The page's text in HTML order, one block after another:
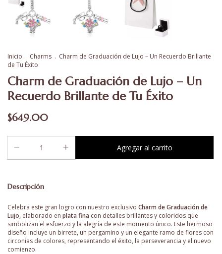
Inicio . Charms . Charm de Graduación de Lujo – Un Recuerdo Brillante
de Tu Éxito
Charm de Graduación de Lujo – Un
Recuerdo Brillante de Tu Éxito
$649.00
Descripción
Celebra este gran logro con nuestro exclusivo Charm de Graduación de
Lujo, elaborado en plata fina con detalles brillantes y coloridos que
simbolizan el esfuerzo y la alegría de este momento único. Este hermoso
diseño incluye un birrete, un pergamino y un elegante ramo de flores con
circonias de colores, representando el éxito, la perseverancia y el nuevo
comienzo.